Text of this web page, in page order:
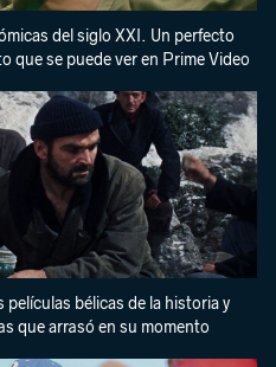
del siglo XXI. Un perfecto
que se puede ver en Prime Video
películas bélicas de la historia y
que arrasó en su momento